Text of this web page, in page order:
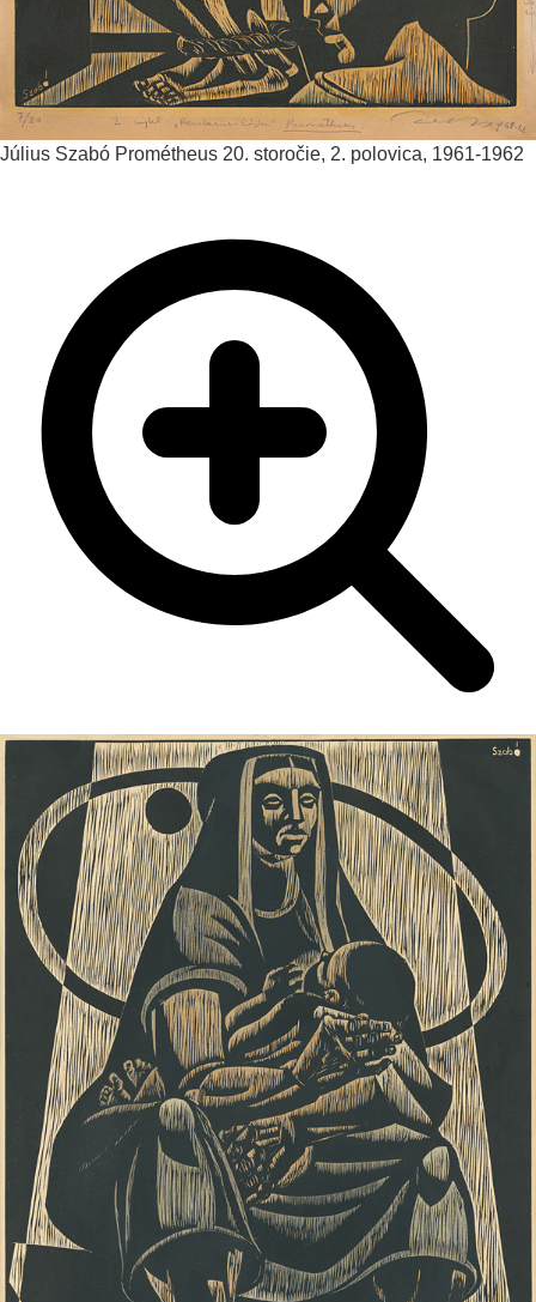
Július Szabó Prométheus 20. storočie, 2. polovica, 1961-1962